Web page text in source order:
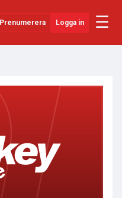
Prenumerera Logga in ☰